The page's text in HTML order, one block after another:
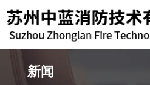
新闻